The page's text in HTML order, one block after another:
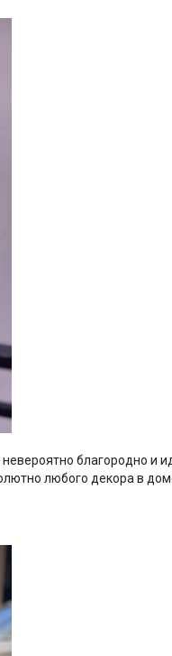
благородно и
любого декора в